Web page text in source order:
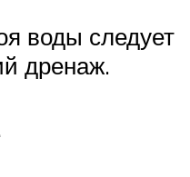
воды следует
дренаж.